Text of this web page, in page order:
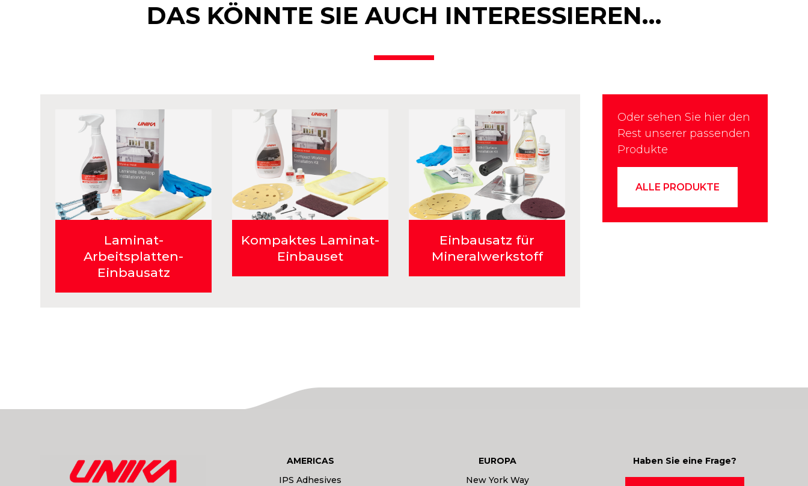
DAS KÖNNTE SIE AUCH INTERESSIEREN…
Laminat-
Arbeitsplatten-
Einbausatz
Kompaktes Laminat-
Einbauset
Einbausatz für
Mineralwerkstoff
Oder sehen Sie hier den
Rest unserer passenden
Produkte
ALLE PRODUKTE
AMERICAS
IPS Adhesives
EUROPA
New York Way
Haben Sie eine Frage?